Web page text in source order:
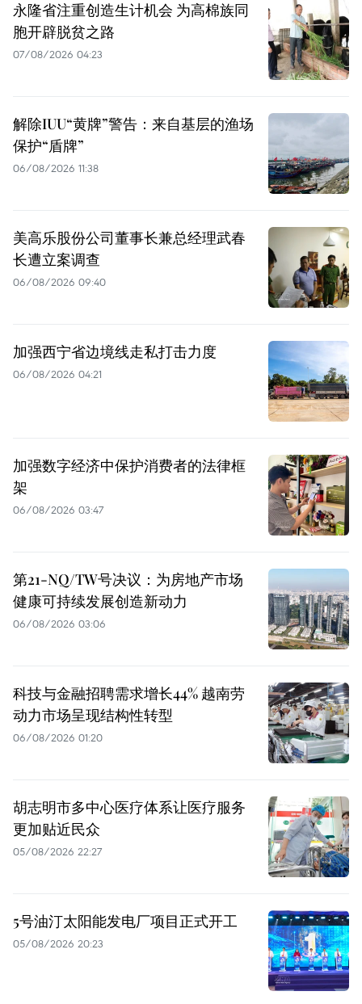
永隆省注重创造生计机会 为高棉族同
胞开辟脱贫之路
07/08/2026 04:23
解除IUU“黄牌”警告：来自基层的渔场
保护“盾牌”
06/08/2026 11:38
美高乐股份公司董事长兼总经理武春
长遭立案调查
06/08/2026 09:40
加强西宁省边境线走私打击力度
06/08/2026 04:21
加强数字经济中保护消费者的法律框
架
06/08/2026 03:47
第21-NQ/TW号决议：为房地产市场
健康可持续发展创造新动力
06/08/2026 03:06
科技与金融招聘需求增长44% 越南劳
动力市场呈现结构性转型
06/08/2026 01:20
胡志明市多中心医疗体系让医疗服务
更加贴近民众
05/08/2026 22:27
5号油汀太阳能发电厂项目正式开工
05/08/2026 20:23